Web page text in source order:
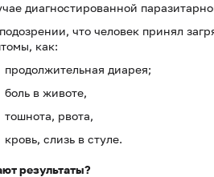
диагностированной
что человек принял
как:
продолжительная диарея;
боль в животе,
тошнота, рвота,
кровь, слизь в стуле.
результаты?